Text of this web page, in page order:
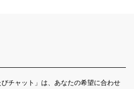
チャット」は、あなたの希望に合わせ